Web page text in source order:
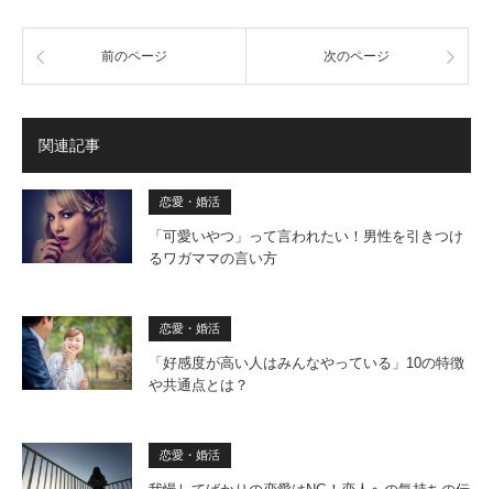
前のページ 次のページ
関連記事
恋愛・婚活
「可愛いやつ」って言われたい！男性を引きつけ
るワガママの言い方
恋愛・婚活
「好感度が高い人はみんなやっている」10の特徴
や共通点とは？
恋愛・婚活